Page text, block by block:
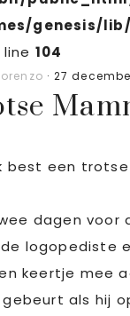
genesis/
104
· 27
best een
dagen voor
logopediste
keertje mee
als hij